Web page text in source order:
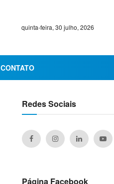
quinta-feira, 30 julho, 2026
CONTATO
Redes Sociais
Página Facebook